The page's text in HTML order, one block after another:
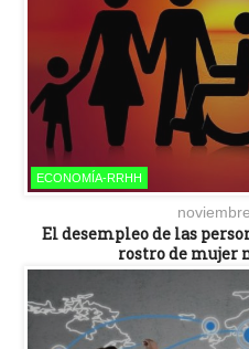
ECONOMÍA-RRHH
El desempleo de las
rostro de mujer